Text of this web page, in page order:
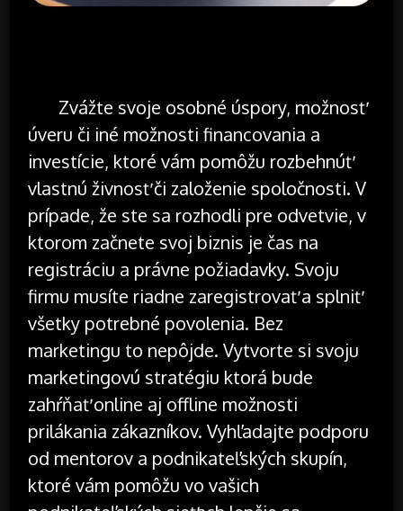
Zvážte svoje osobné úspory, možnosť
úveru či iné možnosti financovania a
investície, ktoré vám pomôžu rozbehnúť
vlastnú živnosť či založenie spoločnosti. V
prípade, že ste sa rozhodli pre odvetvie, v
ktorom začnete svoj biznis je čas na
registráciu a právne požiadavky. Svoju
firmu musíte riadne zaregistrovať a splniť
všetky potrebné povolenia. Bez
marketingu to nepôjde. Vytvorte si svoju
marketingovú stratégiu ktorá bude
zahŕňať online aj offline možnosti
prilákania zákazníkov. Vyhľadajte podporu
od mentorov a podnikateľských skupín,
ktoré vám pomôžu vo vašich